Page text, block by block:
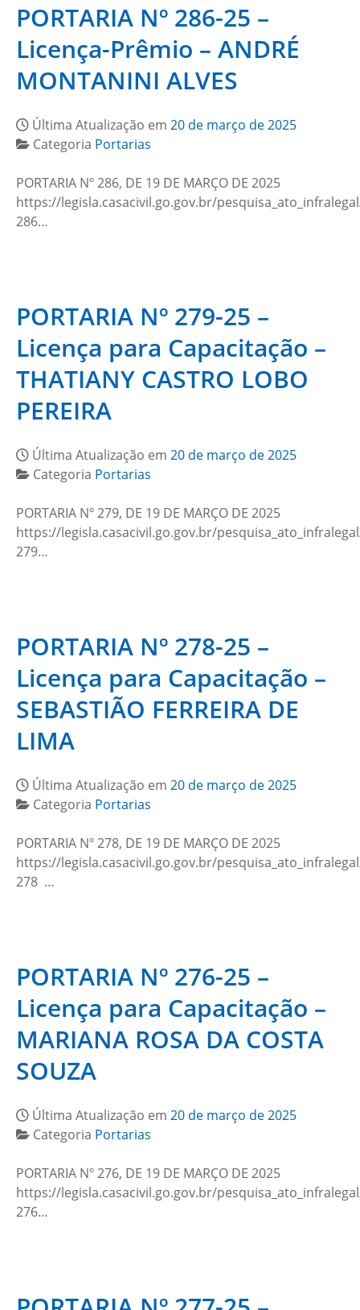
PORTARIA Nº 286-25 –
Licença-Prêmio – ANDRÉ
MONTANINI ALVES
Última Atualização em 20 de março de 2025
Categoria Portarias
PORTARIA Nº 286, DE 19 DE MARÇO DE 2025
https://legisla.casacivil.go.gov.br/
286…
PORTARIA Nº 279-25 –
Licença para Capacitação –
THATIANY CASTRO LOBO
PEREIRA
Última Atualização em 20 de março de 2025
Categoria Portarias
PORTARIA Nº 279, DE 19 DE MARÇO DE 2025
https://legisla.casacivil.go.gov.br/
279…
PORTARIA Nº 278-25 –
Licença para Capacitação –
SEBASTIÃO FERREIRA DE
LIMA
Última Atualização em 20 de março de 2025
Categoria Portarias
PORTARIA Nº 278, DE 19 DE MARÇO DE 2025
https://legisla.casacivil.go.gov.br/
278 …
PORTARIA Nº 276-25 –
Licença para Capacitação –
MARIANA ROSA DA COSTA
SOUZA
Última Atualização em 20 de março de 2025
Categoria Portarias
PORTARIA Nº 276, DE 19 DE MARÇO DE 2025
https://legisla.casacivil.go.gov.br/
276…